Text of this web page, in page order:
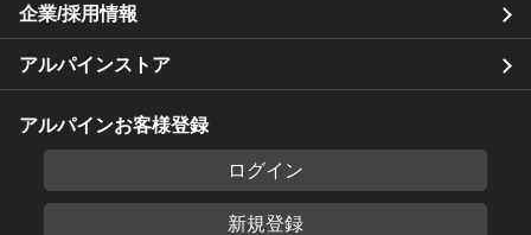
企業/採用情報
アルパインストア
アルパインお客様登録
ログイン
新規登録